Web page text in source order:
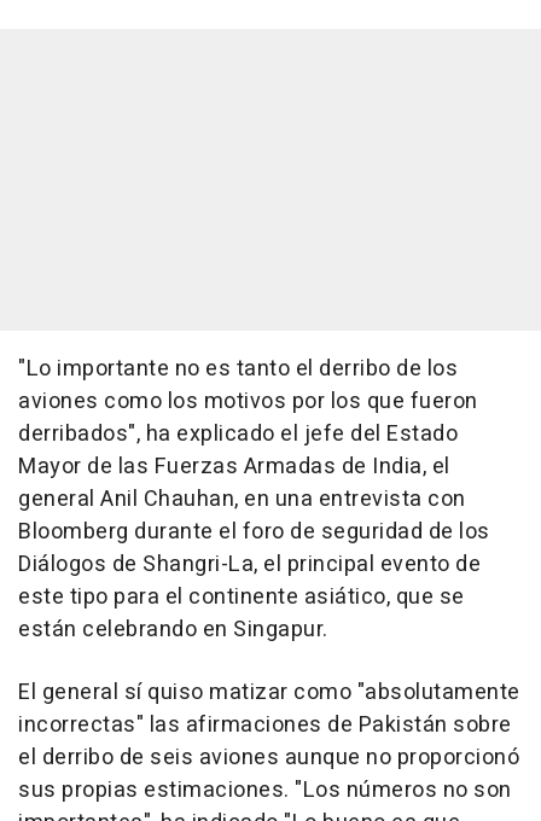
"Lo importante no es tanto el derribo de los
aviones como los motivos por los que fueron
derribados", ha explicado el jefe del Estado
Mayor de las Fuerzas Armadas de India, el
general Anil Chauhan, en una entrevista con
Bloomberg durante el foro de seguridad de los
Diálogos de Shangri-La, el principal evento de
este tipo para el continente asiático, que se
están celebrando en Singapur.
El general sí quiso matizar como "absolutamente
incorrectas" las afirmaciones de Pakistán sobre
el derribo de seis aviones aunque no proporcionó
sus propias estimaciones. "Los números no son